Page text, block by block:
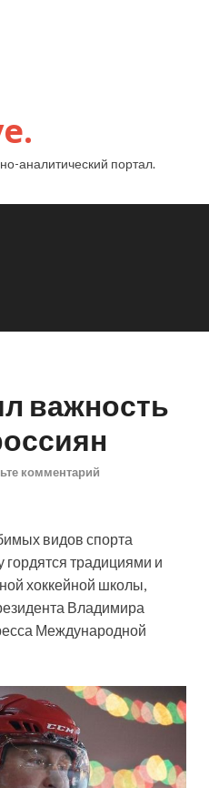
аналитический портал.
важность
комментарий
видов спорта
гордятся традициями и
хоккейной школы,
Владимира
Международной